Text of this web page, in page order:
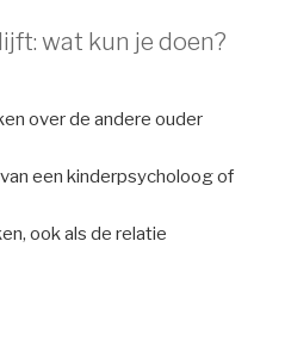
wat kun je doen?
over de andere ouder
een kinderpsycholoog of
ook als de relatie